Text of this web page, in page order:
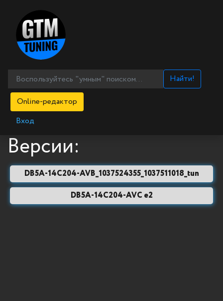
Найти!
Online-редактор
Вход
Версии:
DB5A-14C204-AVB_1037524355_1037511018_tun
DB5A-14C204-AVC e2